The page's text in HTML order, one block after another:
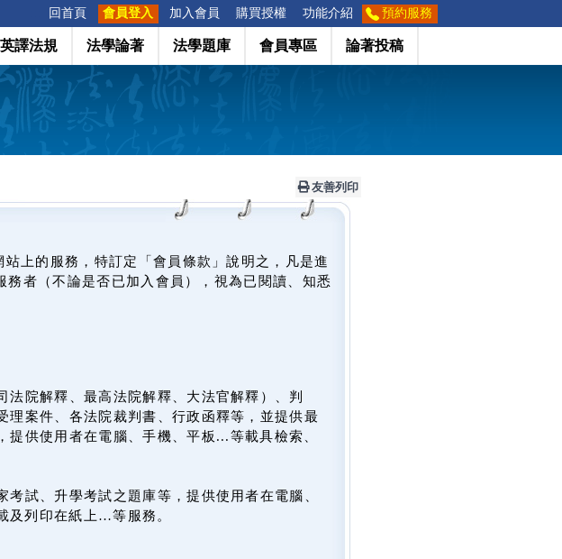
回首頁 會員登入 加入會員 購買授權 功能介紹 預約服務
英譯法規 法學論著 法學題庫 會員專區 論著投稿
友善列印
上的服務，特訂定「會員條款」說明之，凡是進
者（不論是否已加入會員），視為已閱讀、知悉
院解釋、最高法院解釋、大法官解釋）、判
案件、各法院裁判書、行政函釋等，並提供最
供使用者在電腦、手機、平板...等載具檢索、
試、升學考試之題庫等，提供使用者在電腦、
及列印在紙上…等服務。